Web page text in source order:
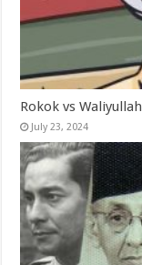
Rokok vs Waliyullah
July 23, 2024